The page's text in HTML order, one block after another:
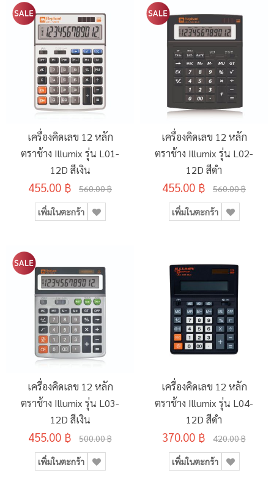
เครื่องคิดเลข 12 หลัก
ตราช้าง Illumix รุ่น L01-
12D สีเงิน
455.00 ฿ 560.00 ฿
เพิ่มในตะกร้า
เครื่องคิดเลข 12 หลัก
ตราช้าง Illumix รุ่น L02-
12D สีดำ
455.00 ฿ 560.00 ฿
เพิ่มในตะกร้า
เครื่องคิดเลข 12 หลัก
ตราช้าง Illumix รุ่น L03-
12D สีเงิน
455.00 ฿ 500.00 ฿
เพิ่มในตะกร้า
เครื่องคิดเลข 12 หลัก
ตราช้าง Illumix รุ่น L04-
12D สีดำ
370.00 ฿ 420.00 ฿
เพิ่มในตะกร้า